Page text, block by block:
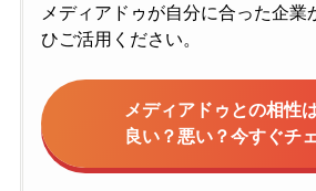
メディアドゥが自分に合った企業
ひご活用ください。
メディアドゥとの相性
良い？悪い？今すぐチ